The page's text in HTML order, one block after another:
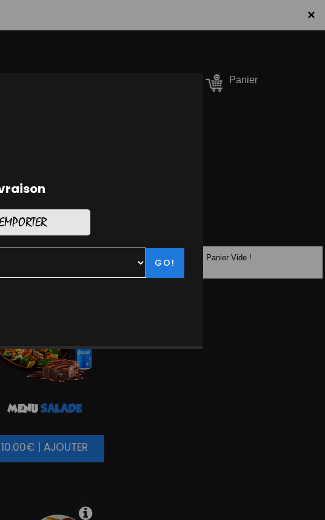
×
Panier
MENUSALADE
10.00€ | AJOUTER
Panier Vide !